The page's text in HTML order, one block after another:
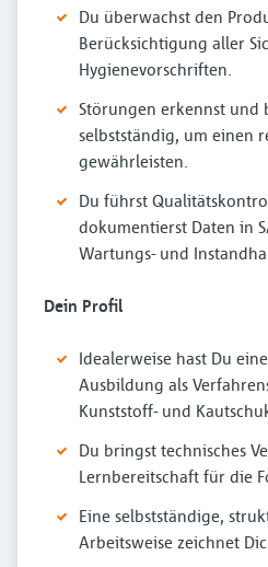
Du überwachst den
Berücksichtigung aller
Hygienevorschriften.
Störungen erkennst und
selbstständig, um einen
gewährleisten.
Du führst
dokumentierst Daten in
Wartungs- und
Dein Profil
Idealerweise hast Du
Ausbildung als
Kunststoff- und
Du bringst technisches
Lernbereitschaft für die
Eine selbstständige,
Arbeitsweise zeichnet